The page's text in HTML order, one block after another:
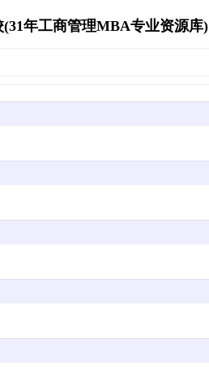
年工商管理MBA专业资源库